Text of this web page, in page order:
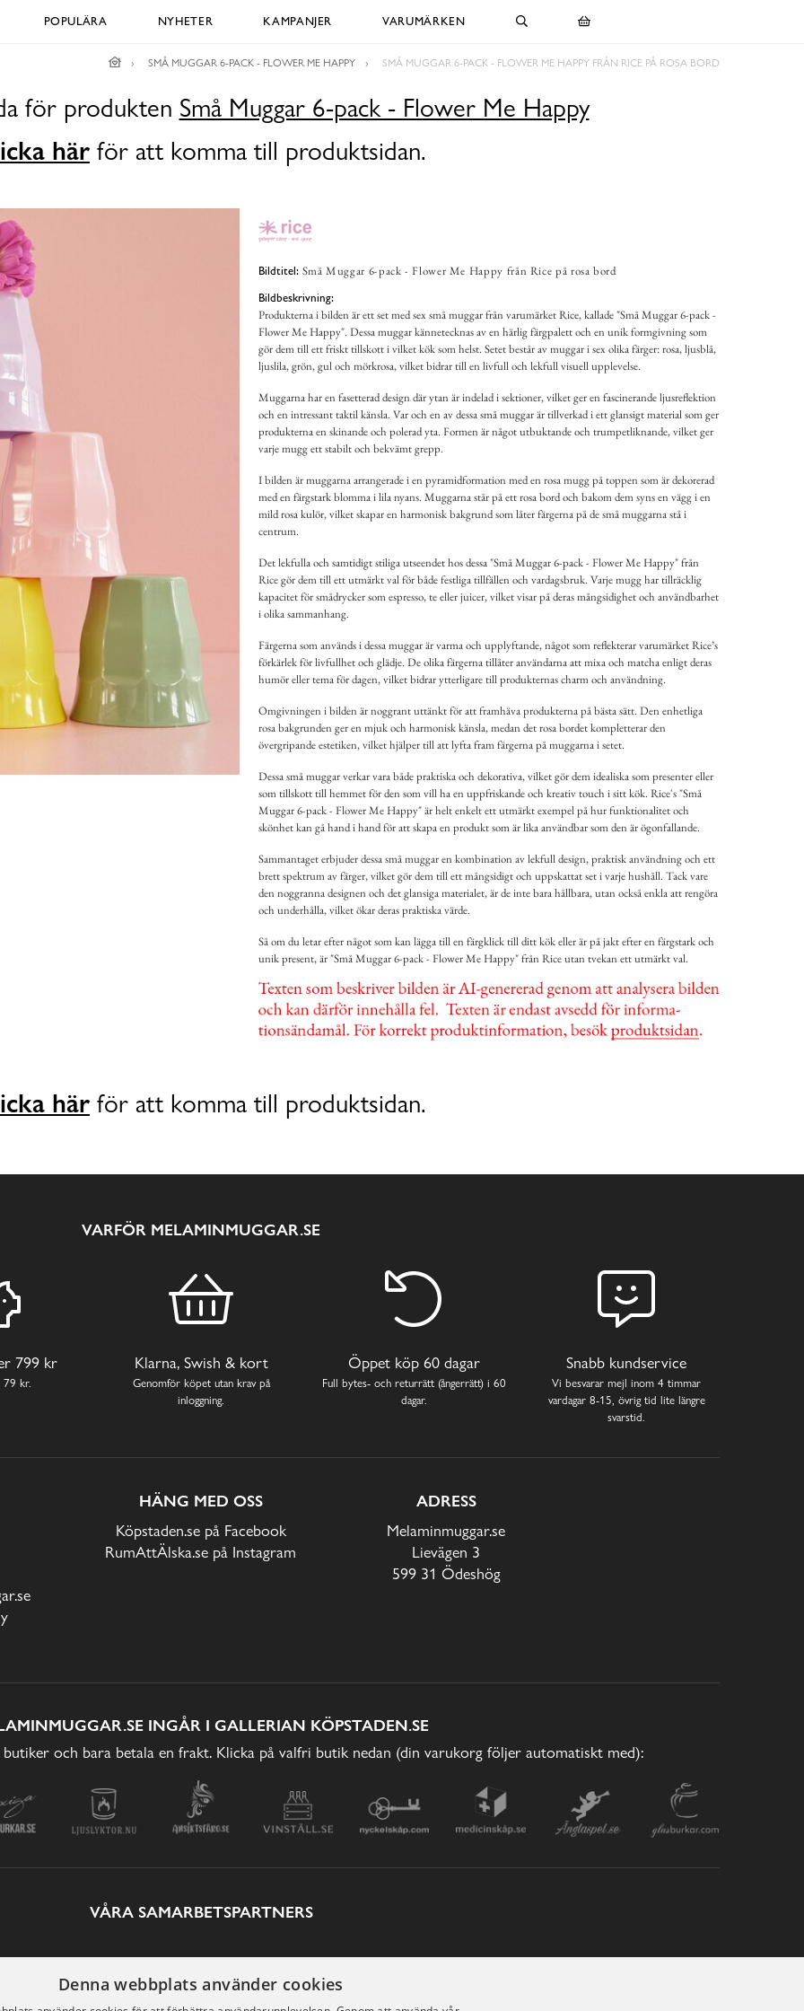
POPULÄRA NYHETER KAMPANJER VARUMÄRKEN
SMÅ MUGGAR 6-PACK - FLOWER ME HAPPY SMÅ MUGGAR 6-PACK - FLOWER ME HAPPY FRÅN RICE PÅ ROSA BORD
för produkten Små Muggar 6-pack - Flower Me Happy
här för att komma till produktsidan.
Bildtitel: Små Muggar 6-pack - Flower Me Happy från Rice på rosa bord
Bildbeskrivning:
Produkterna i bilden är ett set med sex små muggar från varumärket Rice, kallade "Små Muggar 6-pack -
Flower Me Happy". Dessa muggar kännetecknas av en härlig färgpalett och en unik formgivning som
gör dem till ett friskt tillskott i vilket kök som helst. Setet består av muggar i sex olika färger: rosa, ljusblå,
ljuslila, grön, gul och mörkrosa, vilket bidrar till en livfull och lekfull visuell upplevelse.
Muggarna har en fasetterad design där ytan är indelad i sektioner, vilket ger en fascinerande ljusreflektion
och en intressant taktil känsla. Var och en av dessa små muggar är tillverkad i ett glansigt material som ger
produkterna en skinande och polerad yta. Formen är något utbuktande och trumpetliknande, vilket ger
varje mugg ett stabilt och bekvämt grepp.
I bilden är muggarna arrangerade i en pyramidformation med en rosa mugg på toppen som är dekorerad
med en färgstark blomma i lila nyans. Muggarna står på ett rosa bord och bakom dem syns en vägg i en
mild rosa kulör, vilket skapar en harmonisk bakgrund som låter färgerna på de små muggarna stå i
centrum.
Det lekfulla och samtidigt stiliga utseendet hos dessa "Små Muggar 6-pack - Flower Me Happy" från
Rice gör dem till ett utmärkt val för både festliga tillfällen och vardagsbruk. Varje mugg har tillräcklig
kapacitet för smådrycker som espresso, te eller juicer, vilket visar på deras mångsidighet och användbarhet
i olika sammanhang.
Färgerna som används i dessa muggar är varma och upplyftande, något som reflekterar varumärket Rice’s
förkärlek för livfullhet och glädje. De olika färgerna tillåter användarna att mixa och matcha enligt deras
humör eller tema för dagen, vilket bidrar ytterligare till produkternas charm och användning.
Omgivningen i bilden är noggrant uttänkt för att framhäva produkterna på bästa sätt. Den enhetliga
rosa bakgrunden ger en mjuk och harmonisk känsla, medan det rosa bordet kompletterar den
övergripande estetiken, vilket hjälper till att lyfta fram färgerna på muggarna i setet.
Dessa små muggar verkar vara både praktiska och dekorativa, vilket gör dem idealiska som presenter eller
som tillskott till hemmet för den som vill ha en uppfriskande och kreativ touch i sitt kök. Rice's "Små
Muggar 6-pack - Flower Me Happy" är helt enkelt ett utmärkt exempel på hur funktionalitet och
skönhet kan gå hand i hand för att skapa en produkt som är lika användbar som den är ögonfallande.
Sammantaget erbjuder dessa små muggar en kombination av lekfull design, praktisk användning och ett
brett spektrum av färger, vilket gör dem till ett mångsidigt och uppskattat set i varje hushåll. Tack vare
den noggranna designen och det glansiga materialet, är de inte bara hållbara, utan också enkla att rengöra
och underhålla, vilket ökar deras praktiska värde.
Så om du letar efter något som kan lägga till en färgklick till ditt kök eller är på jakt efter en färgstark och
unik present, är "Små Muggar 6-pack - Flower Me Happy" från Rice utan tvekan ett utmärkt val.
här för att komma till produktsidan.
VARFÖR MELAMINMUGGAR.SE
799 kr
79 kr.
Klarna, Swish & kort
Genomför köpet utan krav på
inloggning.
Öppet köp 60 dagar
Full bytes- och returrätt (ångerrätt) i 60
dagar.
Snabb kundservice
Vi besvarar mejl inom 4 timmar
vardagar 8-15, övrig tid lite längre
svarstid.
HÄNG MED OSS
Köpstaden.se på Facebook
RumAttÄlska.se på Instagram
ADRESS
Melaminmuggar.se
Lievägen 3
599 31 Ödeshög
INGÅR I GALLERIAN KÖPSTADEN.SE
och bara betala en frakt. Klicka på valfri butik nedan (din varukorg följer automatiskt med):
VÅRA SAMARBETSPARTNERS
Denna webbplats använder cookies